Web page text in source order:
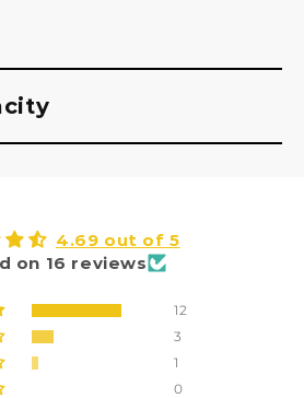
4.69 out of 5
on 16 reviews
12
3
1
0